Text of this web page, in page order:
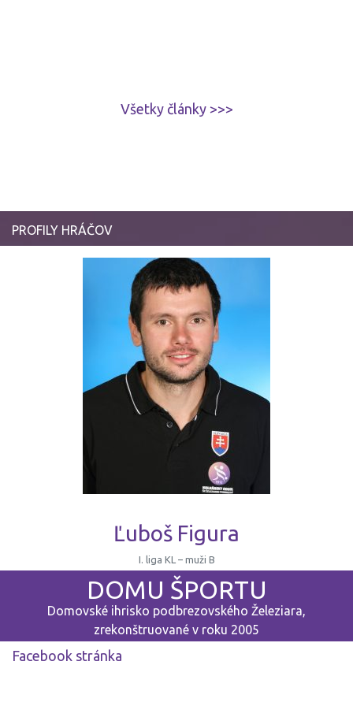
Všetky články >>>
PROFILY HRÁČOV
Ľuboš Figura
I. liga KL – muži B
DOMU ŠPORTU
Domovské ihrisko podbrezovského Železiara,
zrekonštruované v roku 2005
Facebook stránka